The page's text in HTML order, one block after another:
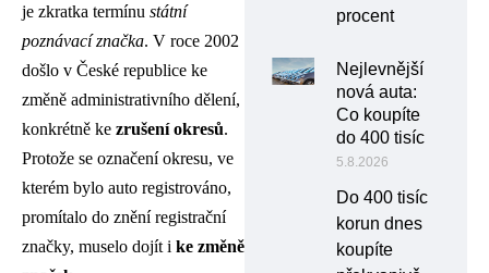
je zkratka termínu státní
poznávací značka. V roce 2002
došlo v České republice ke
změně administrativního dělení,
konkrétně ke zrušení okresů.
Protože se označení okresu, ve
kterém bylo auto registrováno,
promítalo do znění registrační
značky, muselo dojít i ke změně
procent
Nejlevnější
nová auta:
Co koupíte
do 400 tisíc
5.8.2026
Do 400 tisíc
korun dnes
koupíte